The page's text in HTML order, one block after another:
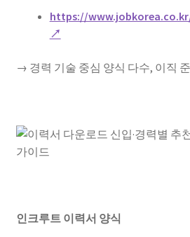
https://
↗
→ 경력 기술 중심 양식 다수, 이직
인크루트 이력서 양식